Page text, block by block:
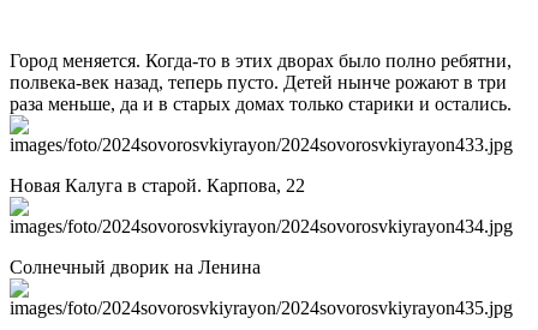
Город меняется. Когда-то в этих дворах было полно ребятни,
полвека-век назад, теперь пусто. Детей нынче рожают в три
раза меньше, да и в старых домах только старики и остались.
Новая Калуга в старой. Карпова, 22
Солнечный дворик на Ленина